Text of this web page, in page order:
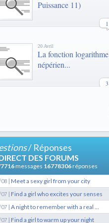
Puissance 11)
1
20 Avril
La fonction logarithme
népérien...
3
3
21 Février
LES QUAIS
9
29 Janvier
Lexique de termes
/ Réponses
DES FORUMS
messages 16778306réponses
08 | Meet a sexy girl from your city
07 | Find a girl who excites your senses
07 | A night to remember with a real ...
07 | Find a girl to warm up your night